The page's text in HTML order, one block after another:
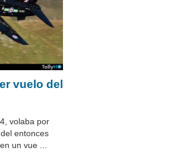
vuelo del
volaba por
entonces
un vue ...